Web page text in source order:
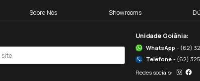
Blocos 3D Sobre Nós